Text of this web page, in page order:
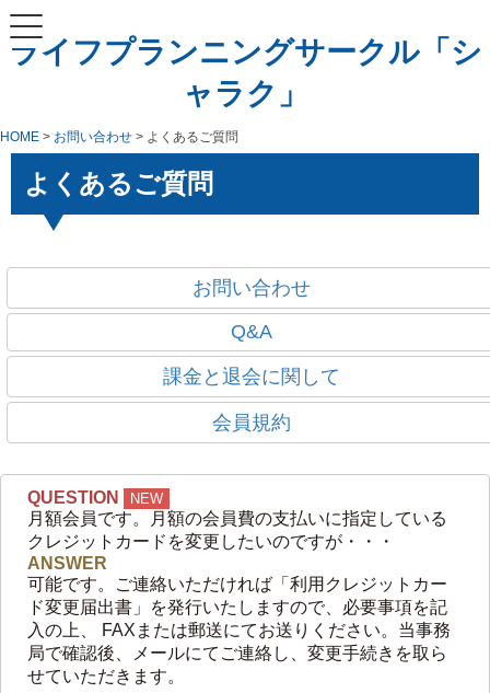
ライフプランニングサークル「シ
ャラク」
HOME > お問い合わせ > よくあるご質問
よくあるご質問
お問い合わせ
Q&A
課金と退会に関して
会員規約
QUESTION NEW
月額会員です。月額の会員費の支払いに指定している
クレジットカードを変更したいのですが・・・
ANSWER
可能です。ご連絡いただければ「利用クレジットカー
ド変更届出書」を発行いたしますので、必要事項を記
入の上、 FAXまたは郵送にてお送りください。当事務
局で確認後、メールにてご連絡し、変更手続きを取ら
せていただきます。